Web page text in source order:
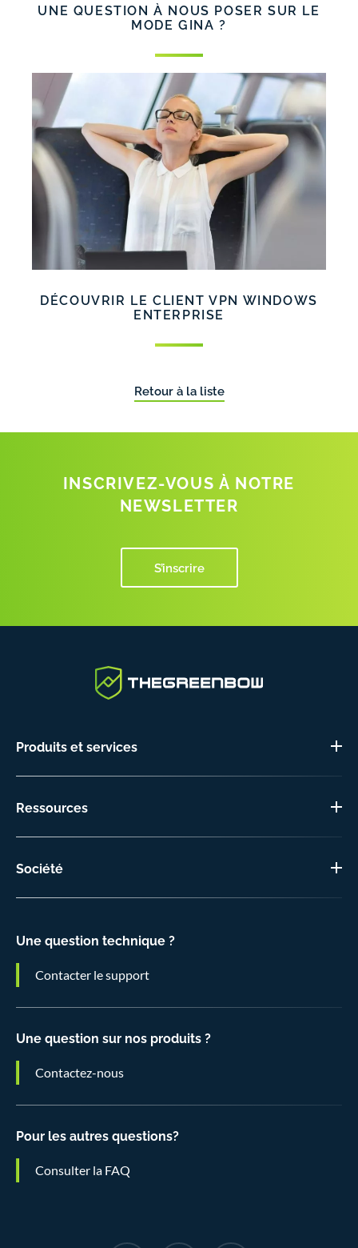
UNE QUESTION À NOUS POSER SUR LE
MODE GINA ?
DÉCOUVRIR LE CLIENT VPN WINDOWS
ENTERPRISE
Retour à la liste
INSCRIVEZ-VOUS À NOTRE
NEWSLETTER
S’inscrire
Produits et services
Ressources
Société
Une question technique ?
Contacter le support
Une question sur nos produits ?
Contactez-nous
Pour les autres questions?
Consulter la FAQ